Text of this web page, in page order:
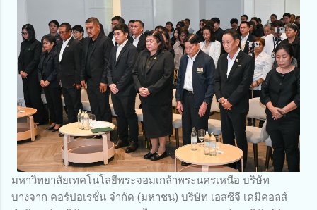
มหาวิทยาลัยเทคโนโลยีพระจอมเกล้าพระนครเหนือ บริษัท
บางจาก คอร์ปอเรชั่น จำกัด (มหาชน) บริษัท เอสซีจี เคมิคอลส์